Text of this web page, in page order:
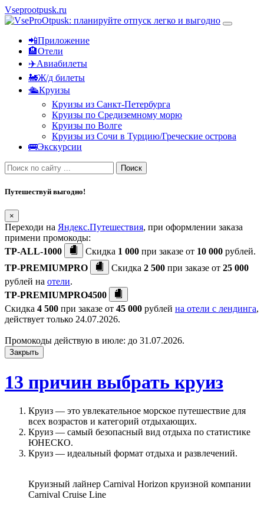
Vseprootpusk.ru
📲Приложение
🏨Отели
✈️Авиабилеты
🚂Ж/д билеты
🛳Круизы
Круизы из Санкт-Петербурга
Круизы по Средиземному морю
Круизы по Волге
Круизы из Сочи в Турцию/Греческие острова
🚌Экскурсии
Поиск
Путешествуй выгодно!
×
Переходи на Яндекс.Путешествия, при оформлении заказа
примени промокоды:
TP-ALL-1000
Скидка 1 000 при заказе от 10 000 рублей.
TP-PREMIUMPRO
Скидка 2 500 при заказе от 25 000
рублей на отели.
TP-PREMIUMPRO4500
Скидка 4 500 при заказе от 45 000 рублей на отели с лендинга,
действует только 24.07.2026.
Промокоды действую в июле: до 31.07.2026.
Закрыть
13 причин выбрать круиз
Круиз — это увлекательное морское путешествие для
всех возрастов и категорий отдыхающих.
Круиз — самый безопасный вид отдыха по статистике
ЮНЕСКО.
Круиз — идеальный формат отдыха и развлечений.
Круизный лайнер Carnival Horizon круизной компании
Carnival Cruise Line